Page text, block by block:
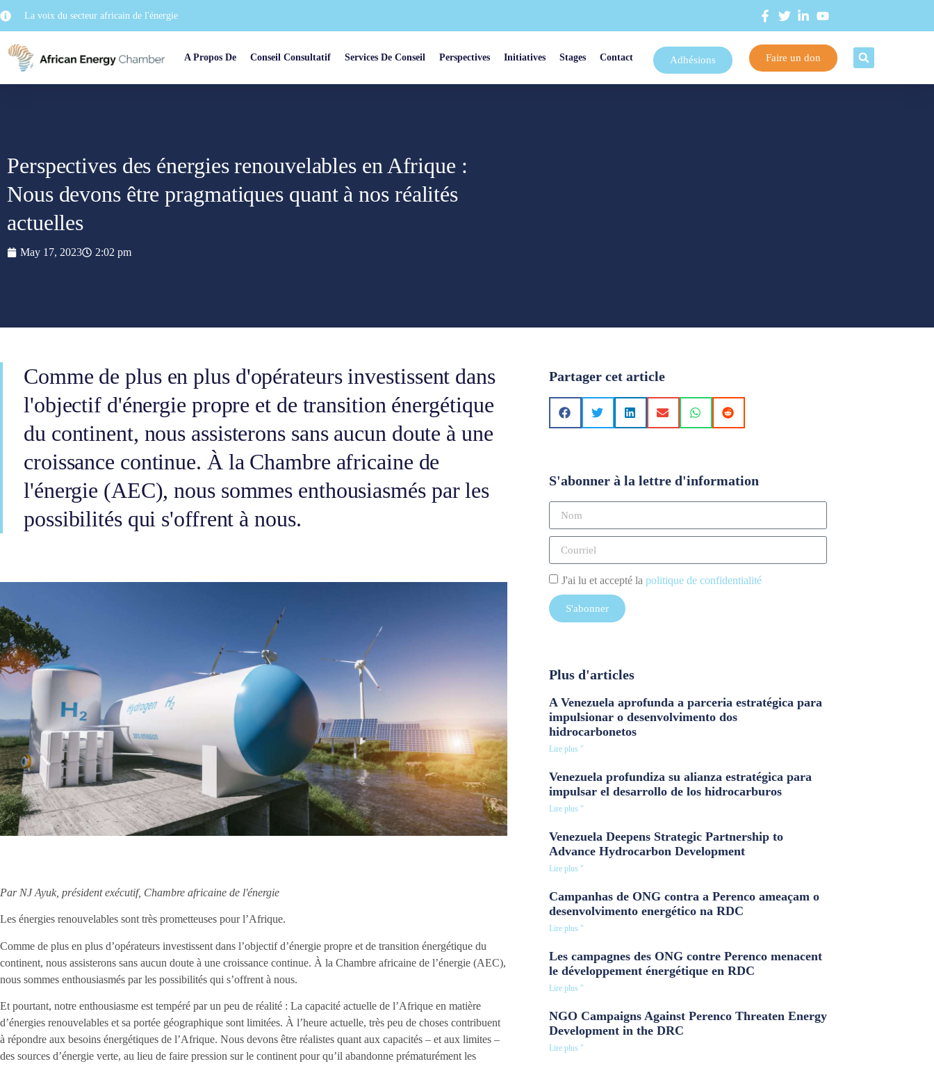
La voix du secteur africain de l'énergie
A Propos De Conseil Consultatif Services De Conseil Perspectives Initiatives Stages Contact Adhésions Faire un don
Perspectives des énergies renouvelables en Afrique :
Nous devons être pragmatiques quant à nos réalités
actuelles
May 17, 2023 2:02 pm
Comme de plus en plus d'opérateurs investissent dans
l'objectif d'énergie propre et de transition énergétique
du continent, nous assisterons sans aucun doute à une
croissance continue. À la Chambre africaine de
l'énergie (AEC), nous sommes enthousiasmés par les
possibilités qui s'offrent à nous.
Par NJ Ayuk, président exécutif, Chambre africaine de l'énergie
Les énergies renouvelables sont très prometteuses pour l’Afrique.
Comme de plus en plus d’opérateurs investissent dans l’objectif d’énergie propre et de transition énergétique du
continent, nous assisterons sans aucun doute à une croissance continue. À la Chambre africaine de l’énergie (AEC),
nous sommes enthousiasmés par les possibilités qui s’offrent à nous.
Et pourtant, notre enthousiasme est tempéré par un peu de réalité : La capacité actuelle de l’Afrique en matière
d’énergies renouvelables et sa portée géographique sont limitées. À l’heure actuelle, très peu de choses contribuent
à répondre aux besoins énergétiques de l’Afrique. Nous devons être réalistes quant aux capacités – et aux limites –
des sources d’énergie verte, au lieu de faire pression sur le continent pour qu’il abandonne prématurément les
Partager cet article
S'abonner à la lettre d'information
J'ai lu et accepté la politique de confidentialité
S'abonner
Plus d'articles
A Venezuela aprofunda a parceria estratégica para
impulsionar o desenvolvimento dos
hidrocarbonetos
Lire plus "
Venezuela profundiza su alianza estratégica para
impulsar el desarrollo de los hidrocarburos
Lire plus "
Venezuela Deepens Strategic Partnership to
Advance Hydrocarbon Development
Lire plus "
Campanhas de ONG contra a Perenco ameaçam o
desenvolvimento energético na RDC
Lire plus "
Les campagnes des ONG contre Perenco menacent
le développement énergétique en RDC
Lire plus "
NGO Campaigns Against Perenco Threaten Energy
Development in the DRC
Lire plus "